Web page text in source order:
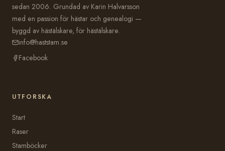
sedan 2006. Grundad av Karin Halvarsson
med en passion för hästar och genealogi —
byggd av hästälskare, för hästälskare.
info@haststam.se
Facebook
UTFORSKA
Start
Raser
Stamböcker